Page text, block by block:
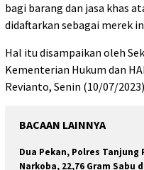
bagi barang dan jasa khas
didaftarkan sebagai merek
Hal itu disampaikan oleh
Kementerian Hukum dan
Revianto, Senin (10/07/
BACAAN LAINNYA
Dua Pekan, Polres
Narkoba, 22,76 Gram Sabu